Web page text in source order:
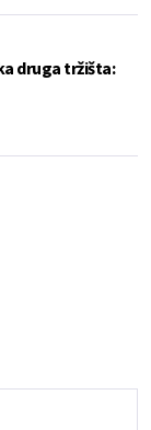
druga tržišta: